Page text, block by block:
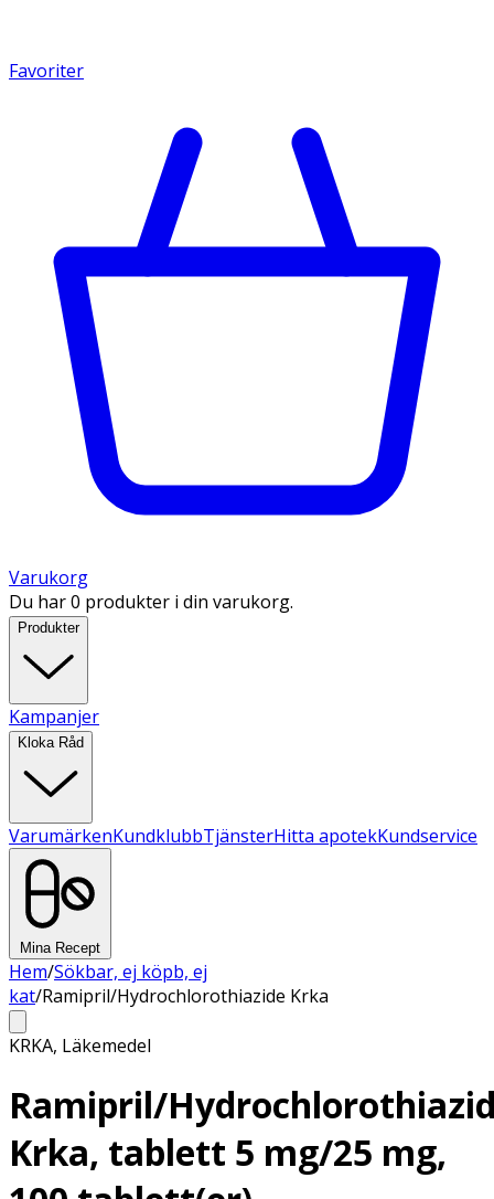
Favoriter
Varukorg
Du har 0 produkter i din varukorg.
Produkter
Kampanjer
Kloka Råd
VarumärkenKundklubbTjänsterHitta apotekKundservice
Mina Recept
Hem/Sökbar, ej köpb, ej
kat/Ramipril/Hydrochlorothiazide Krka
KRKA, Läkemedel
Ramipril/
Krka, tablett 5 mg/25 mg,